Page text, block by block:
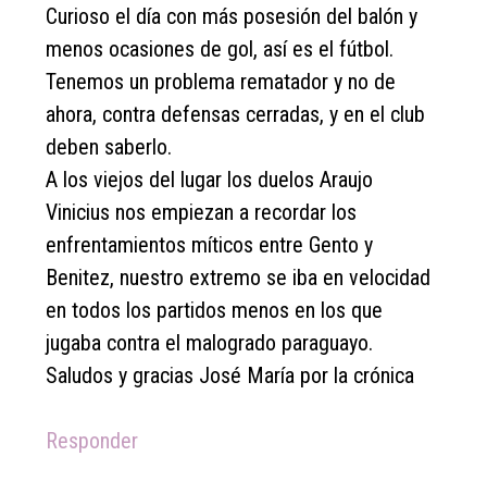
Curioso el día con más posesión del balón y
menos ocasiones de gol, así es el fútbol.
Tenemos un problema rematador y no de
ahora, contra defensas cerradas, y en el club
deben saberlo.
A los viejos del lugar los duelos Araujo
Vinicius nos empiezan a recordar los
enfrentamientos míticos entre Gento y
Benitez, nuestro extremo se iba en velocidad
en todos los partidos menos en los que
jugaba contra el malogrado paraguayo.
Saludos y gracias José María por la crónica
Responder